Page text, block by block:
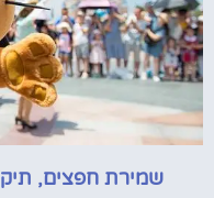
שמירת חפצים,